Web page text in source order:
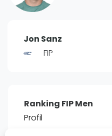
Turniere
Playtomic
Frauen
FIP Männer
Jon Sanz
FIP
Ranking FIP Men
Profil